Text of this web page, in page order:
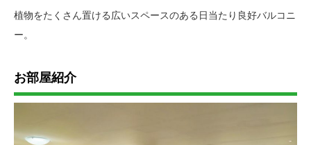
植物をたくさん置ける広いスペースのある日当たり良好バルコニ
ー。
お部屋紹介